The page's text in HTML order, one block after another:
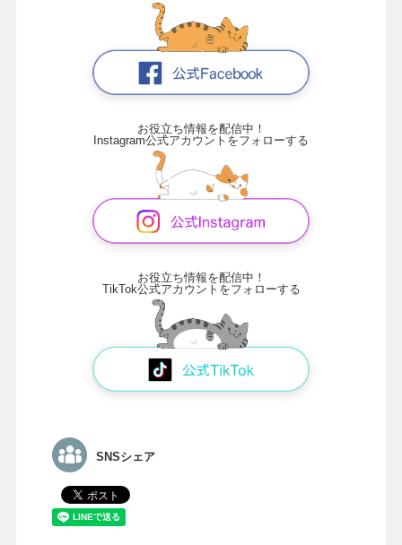
お役立ち情報を配信中！
Instagram公式アカウントをフォローする
お役立ち情報を配信中！
TikTok公式アカウントをフォローする
SNSシェア